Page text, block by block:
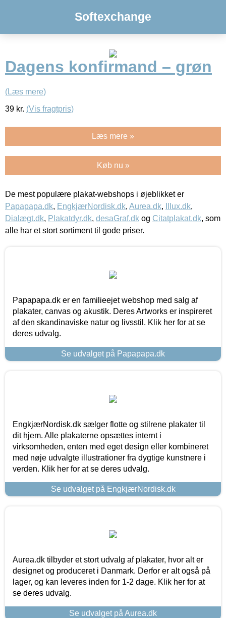
Softexchange
Dagens konfirmand – grøn
(Læs mere)
39 kr. (Vis fragtpris)
Læs mere »
Køb nu »
De mest populære plakat-webshops i øjeblikket er
Papapapa.dk, EngkjærNordisk.dk, Aurea.dk, Illux.dk,
Dialægt.dk, Plakatdyr.dk, desaGraf.dk og Citatplakat.dk, som
alle har et stort sortiment til gode priser.
Papapapa.dk er en familieejet webshop med salg af
plakater, canvas og akustik. Deres Artworks er inspireret
af den skandinaviske natur og livsstil. Klik her for at se
deres udvalg.
Se udvalget på Papapapa.dk
EngkjærNordisk.dk sælger flotte og stilrene plakater til
dit hjem. Alle plakaterne opsættes internt i
virksomheden, enten med eget design eller kombineret
med nøje udvalgte illustrationer fra dygtige kunstnere i
verden. Klik her for at se deres udvalg.
Se udvalget på EngkjærNordisk.dk
Aurea.dk tilbyder et stort udvalg af plakater, hvor alt er
designet og produceret i Danmark. Derfor er alt også på
lager, og kan leveres inden for 1-2 dage. Klik her for at
se deres udvalg.
Se udvalget på Aurea.dk